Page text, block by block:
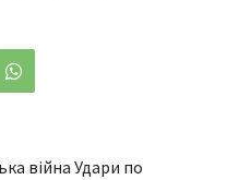
війна Удари по